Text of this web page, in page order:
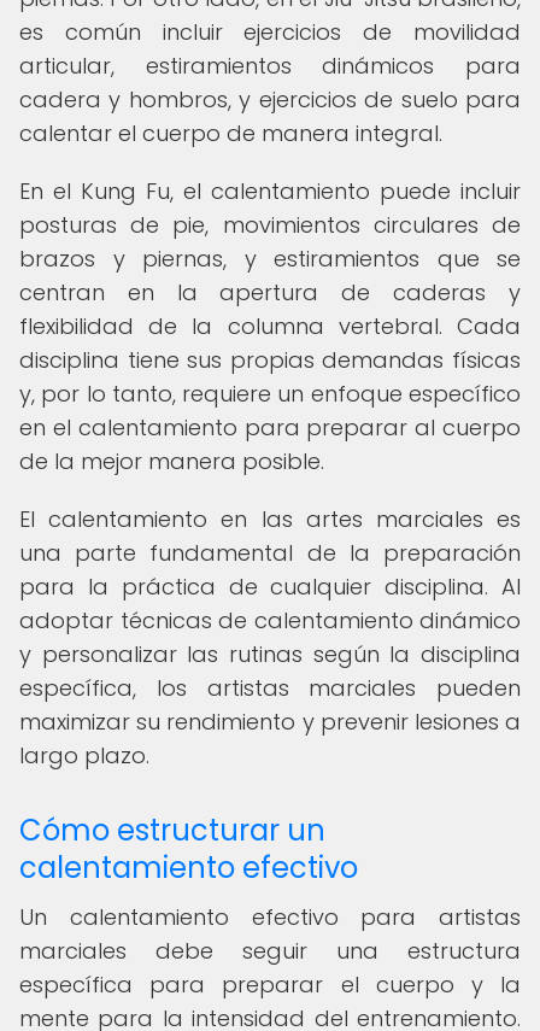
es común incluir ejercicios de movilidad
articular, estiramientos dinámicos para
cadera y hombros, y ejercicios de suelo para
calentar el cuerpo de manera integral.
En el Kung Fu, el calentamiento puede incluir
posturas de pie, movimientos circulares de
brazos y piernas, y estiramientos que se
centran en la apertura de caderas y
flexibilidad de la columna vertebral. Cada
disciplina tiene sus propias demandas físicas
y, por lo tanto, requiere un enfoque específico
en el calentamiento para preparar al cuerpo
de la mejor manera posible.
El calentamiento en las artes marciales es
una parte fundamental de la preparación
para la práctica de cualquier disciplina. Al
adoptar técnicas de calentamiento dinámico
y personalizar las rutinas según la disciplina
específica, los artistas marciales pueden
maximizar su rendimiento y prevenir lesiones a
largo plazo.
Cómo estructurar un
calentamiento efectivo
Un calentamiento efectivo para artistas
marciales debe seguir una estructura
específica para preparar el cuerpo y la
mente para la intensidad del entrenamiento.